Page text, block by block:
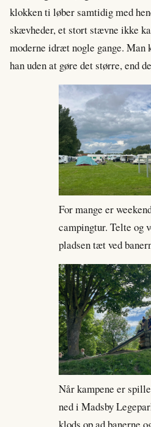
klokken ti løber samtidig med
skævheder, et stort stævne ikke
moderne idræt nogle gange. Man
han uden at gøre det større, end
For mange er
campingtur. Telte og
pladsen tæt ved
Når kampene er
ned i Madsby
klods op ad banerne